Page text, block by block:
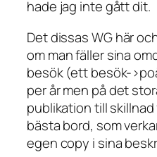
hade jag inte gått dit.
Det dissas WG här
om man fäller sina
besök (ett besök-
per år men på det
publikation till
bästa bord, som
egen copy i sina